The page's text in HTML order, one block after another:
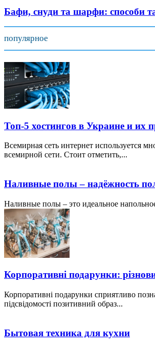
Бафи, снуди та шарфи: способи
популярное
Топ-5 хостингов в Украине и их
Всемирная сеть интернет используется
всемирной сети. Стоит отметить,...
Наливные полы – надёжность
Наливные полы – это идеальное
Корпоративні подарунки:
Корпоративні подарунки сприятливо
підсвідомості позитивний образ...
Бытовая техника для кухни